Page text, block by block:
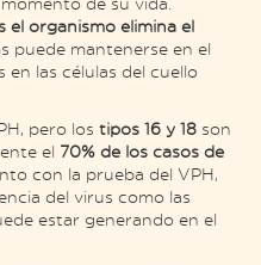
el organismo elimina el
puede mantenerse en el
las células del cuello
pero los tipos 16 y 18 son
el 70% de los casos de
con la prueba del VPH,
del virus como las
estar generando en el